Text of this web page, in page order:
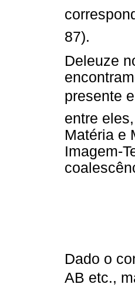
87).
Deleuze
presente
entre
Matéria e
Imagem-
Dado o
AB etc.,